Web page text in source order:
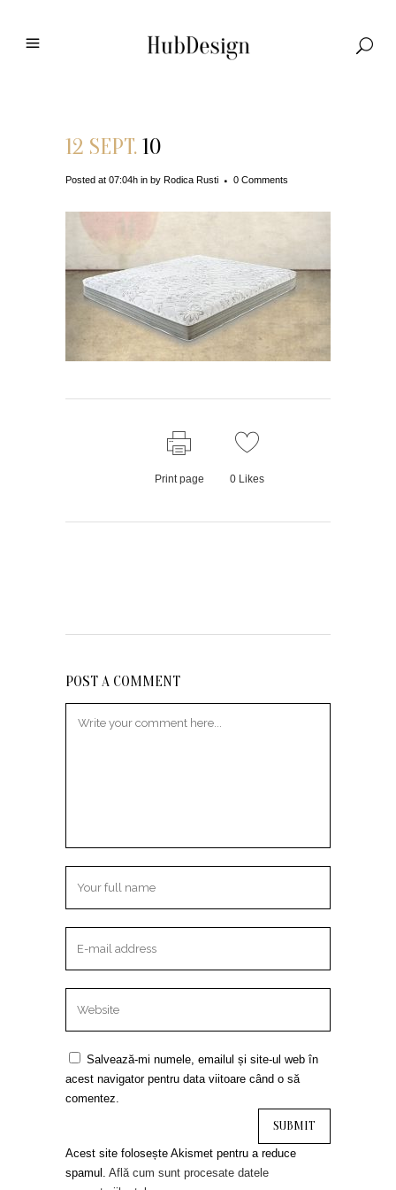
12 SEPT. 10
Posted at 07:04h in by Rodica Rusti 0 Comments
Print page 0Likes
POST A COMMENT
Salvează-mi numele, emailul și site-ul web în
acest navigator pentru data viitoare când o să
comentez.
Acest site folosește Akismet pentru a reduce
spamul. Află cum sunt procesate datele